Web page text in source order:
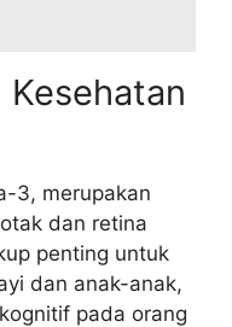
3, merupakan
dan retina
penting untuk
dan anak-anak,
pada orang